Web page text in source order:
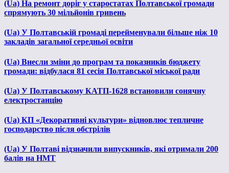
(Ua) На ремонт доріг у старостатах Полтавської громади
спрямують 30 мільйонів гривень
(Ua) У Полтавській громаді перейменували більше ніж 10
закладів загальної середньої освіти
(Ua) Внесли зміни до програм та показників бюджету
громади: відбулася 81 сесія Полтавської міської ради
(Ua) У Полтавському КАТП-1628 встановили сонячну
електростанцію
(Ua) КП «Декоративні культури» відновлює тепличне
господарство після обстрілів
(Ua) У Полтаві відзначили випускників, які отримали 200
балів на НМТ